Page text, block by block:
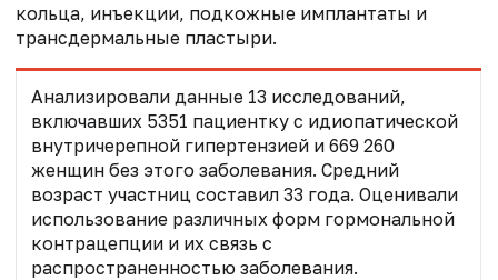
кольца, инъекции, подкожные имплантаты и
трансдермальные пластыри.
Анализировали данные 13 исследований,
включавших 5351 пациентку с идиопатической
внутричерепной гипертензией и 669 260
женщин без этого заболевания. Средний
возраст участниц составил 33 года. Оценивали
использование различных форм гормональной
контрацепции и их связь с
распространенностью заболевания.